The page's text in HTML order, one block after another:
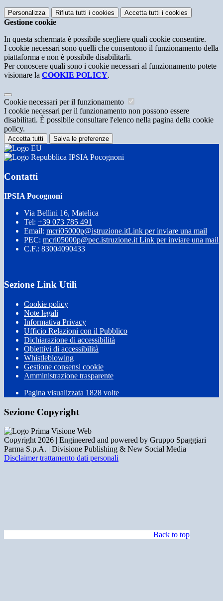
Personalizza Rifiuta tutti i cookies Accetta tutti i cookies
Gestione cookie
In questa schermata è possibile scegliere quali cookie consentire.
I cookie necessari sono quelli che consentono il funzionamento della
piattaforma e non è possibile disabilitarli.
Per conoscere quali sono i cookie necessari al funzionamento potete
visionare la COOKIE POLICY.
Cookie necessari per il funzionamento
I cookie necessari per il funzionamento non possono essere
disabilitati. È possibile consultare l'elenco nella pagina della cookie
policy.
Accetta tutti Salva le preferenze
IPSIA Pocognoni
Contatti
IPSIA Pocognoni
Via Bellini 16, Matelica
Tel: +39 073 785 491
Email: mcri05000p@istruzione.itLink per inviare una mail
PEC: mcri05000p@pec.istruzione.it Link per inviare una mail
C.F.: 83004090433
Sezione Link Utili
Cookie policy
Note legali
Informativa Privacy
Ufficio Relazioni con il Pubblico
Dichiarazione di accessibilità
Obiettivi di accessibilità
Whistleblowing
Gestione consensi cookie
Amministrazione trasparente
Pagina visualizzata 1828 volte
Sezione Copyright
Copyright 2026 | Engineered and powered by Gruppo Spaggiari
Parma S.p.A. | Divisione Publishing & New Social Media
Disclaimer trattamento dati personali
Back to top